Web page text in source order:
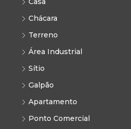
Chácara
Terreno
Área Industrial
Sítio
Galpão
Apartamento
Ponto Comercial